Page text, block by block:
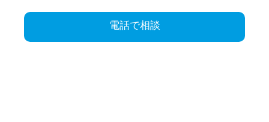
電話で相談